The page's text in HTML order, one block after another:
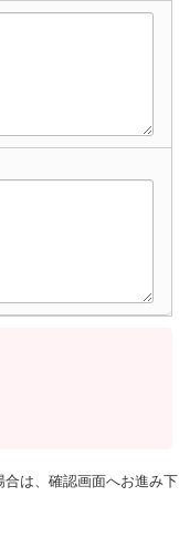
は、確認画面へお進み下